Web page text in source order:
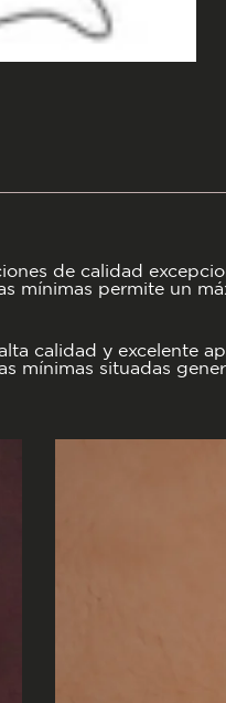
de calidad
mínimas permite un
calidad y excelente
mínimas situadas